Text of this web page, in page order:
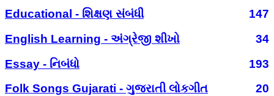
Educational - શિક્ષણ સંબંધી
147
English Learning - અંગ્રેજી શીખો
34
Essay - નિબંધો
193
Folk Songs Gujarati - ગુજરાતી લોકગીત
20